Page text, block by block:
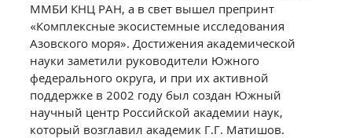
ММБИ КНЦ РАН, а в свет вышел препринт
«Комплексные экосистемные исследования
Азовского моря». Достижения академической
науки заметили руководители Южного
федерального округа, и при их активной
поддержке в 2002 году был создан Южный
научный центр Российской академии наук,
который возглавил академик Г.Г. Матишов.